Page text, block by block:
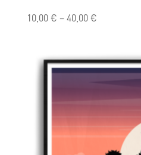
10,00€ –40,00€